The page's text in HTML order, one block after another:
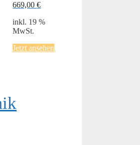
669,00€
inkl. 19 %
MwSt.
Jetzt ansehen